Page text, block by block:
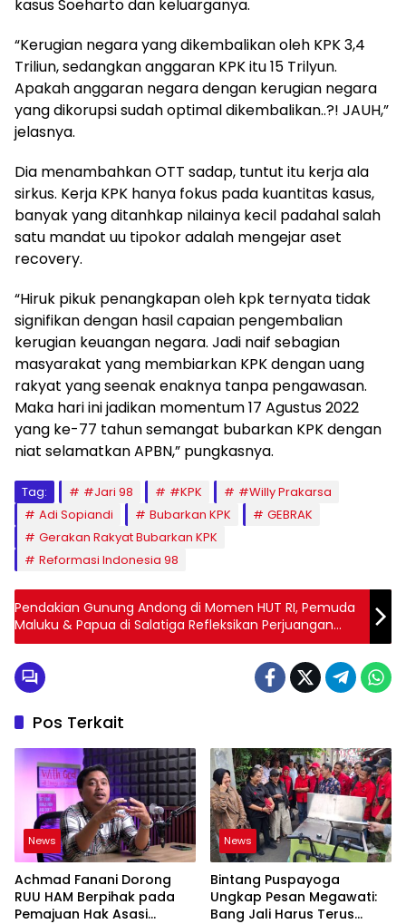
kasus Soeharto dan keluarganya.
“Kerugian negara yang dikembalikan oleh KPK 3,4
Triliun, sedangkan anggaran KPK itu 15 Trilyun.
Apakah anggaran negara dengan kerugian negara
yang dikorupsi sudah optimal dikembalikan..?! JAUH,”
jelasnya.
Dia menambahkan OTT sadap, tuntut itu kerja ala
sirkus. Kerja KPK hanya fokus pada kuantitas kasus,
banyak yang ditanhkap nilainya kecil padahal salah
satu mandat uu tipokor adalah mengejar aset
recovery.
“Hiruk pikuk penangkapan oleh kpk ternyata tidak
signifikan dengan hasil capaian pengembalian
kerugian keuangan negara. Jadi naif sebagian
masyarakat yang membiarkan KPK dengan uang
rakyat yang seenak enaknya tanpa pengawasan.
Maka hari ini jadikan momentum 17 Agustus 2022
yang ke-77 tahun semangat bubarkan KPK dengan
niat selamatkan APBN,” pungkasnya.
Tag: #Jari 98 #KPK
#Willy Prakarsa
Adi Sopiandi
Bubarkan KPK
GEBRAK
Gerakan Rakyat Bubarkan KPK
Reformasi Indonesia 98
Pendakian Gunung Andong di Momen HUT RI, Pemuda
Maluku & Papua di Salatiga Refleksikan Perjuangan
Pahlawan
Pos Terkait
News
Achmad Fanani Dorong
RUU HAM Berpihak pada
Pemajuan Hak Asasi
News
Bintang Puspayoga
Ungkap Pesan Megawati:
Bang Jali Harus Terus